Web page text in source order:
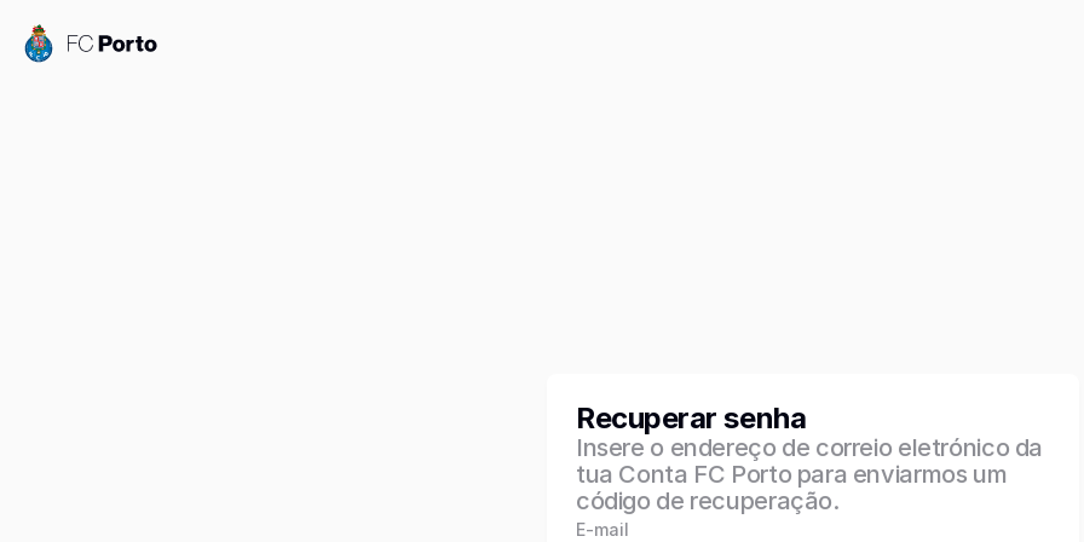
Recuperar senha
Insere o endereço de correio eletrónico da
tua Conta FC Porto para enviarmos um
código de recuperação.
E-mail